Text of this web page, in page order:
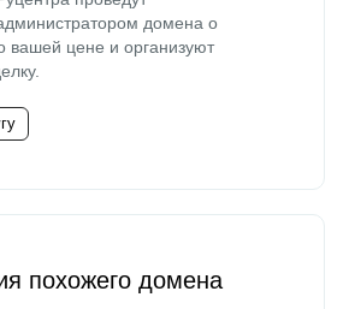
домена о
вашей цене и организуют
похожего домена